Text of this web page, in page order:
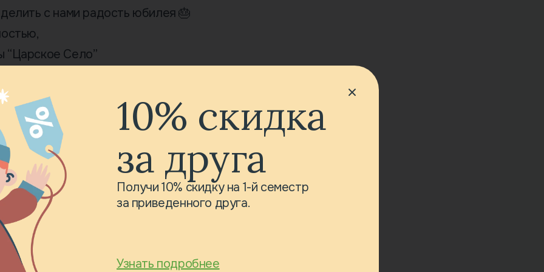
с нами радость юбилея 🎂
“Царское Село”
10% скидка
за друга
Получи 10% скидку на 1-й семестр
за приведенного друга.
Узнать подробнее